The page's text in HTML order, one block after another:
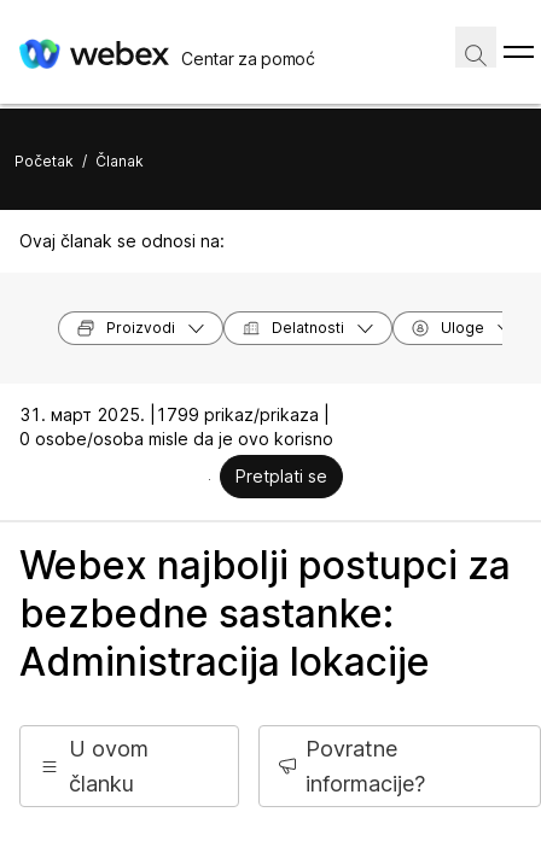
Centar za pomoć
Početak / Članak
Ovaj članak se odnosi na:
Proizvodi Delatnosti Uloge
31. март 2025. |
1799 prikaz/prikaza |
0 osobe/osoba misle da je ovo korisno
Pretplati se
Webex najbolji postupci za
bezbedne sastanke:
Administracija lokacije
U ovom
članku
Povratne
informacije?